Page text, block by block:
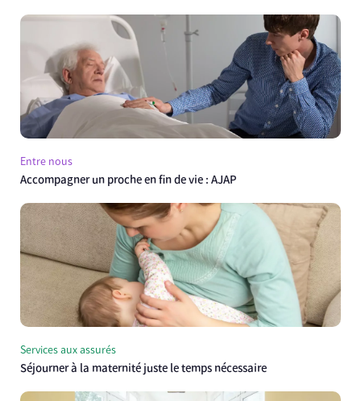
Entre nous
Accompagner un proche en fin de vie : AJAP
Services aux assurés
Séjourner à la maternité juste le temps nécessaire